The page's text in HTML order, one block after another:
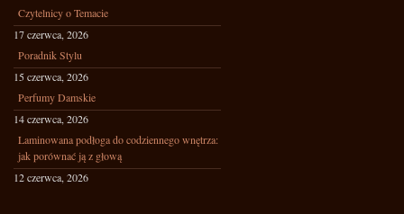
Czytelnicy o Temacie
17 czerwca, 2026
Poradnik Stylu
15 czerwca, 2026
Perfumy Damskie
14 czerwca, 2026
Laminowana podłoga do codziennego wnętrza:
jak porównać ją z głową
12 czerwca, 2026